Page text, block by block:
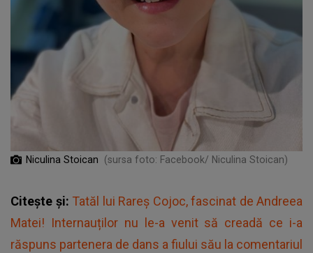
Niculina Stoican (sursa foto: Facebook/ Niculina Stoican)
Citește și: Tatăl lui Rareș Cojoc, fascinat de Andreea
Matei! Internauților nu le-a venit să creadă ce i-a
răspuns partenera de dans a fiului său la comentariul